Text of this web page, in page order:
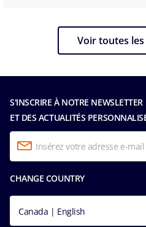
Voir toutes
S'INSCRIRE À NOTRE
ET DES ACTUALITÉS
CHANGE COUNTRY
Canada | English